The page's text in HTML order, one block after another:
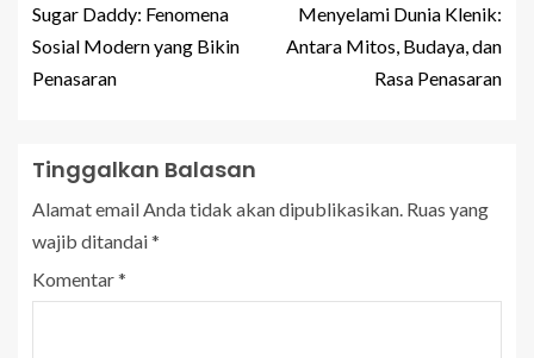
Sugar Daddy: Fenomena
Sosial Modern yang Bikin
Penasaran
Menyelami Dunia Klenik:
Antara Mitos, Budaya, dan
Rasa Penasaran
Tinggalkan Balasan
Alamat email Anda tidak akan dipublikasikan. Ruas yang
wajib ditandai*
Komentar*